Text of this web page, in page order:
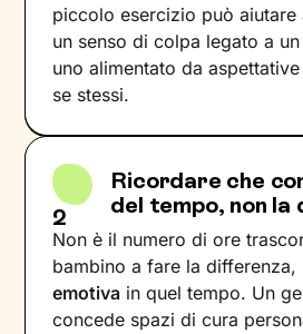
piccolo esercizio può aiutare
un senso di colpa legato a
uno alimentato da
se stessi.
2
Ricordare che
del tempo, non la
Non è il numero di ore
bambino a fare la differenza,
emotiva in quel tempo. Un
concede spazi di cura